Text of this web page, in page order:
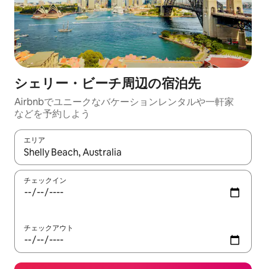
シェリー・ビーチ⁠周⁠辺⁠の宿⁠泊⁠先
Airbnbでユニークなバ⁠ケ⁠ー⁠シ⁠ョ⁠ンレ⁠ン⁠タ⁠ルや一⁠軒⁠家
な⁠ど⁠を予⁠約⁠し⁠よ⁠う
エリア
検索結果が表示されたら、上下の矢印キーを使って移動するか
チェックイン
チェックアウト